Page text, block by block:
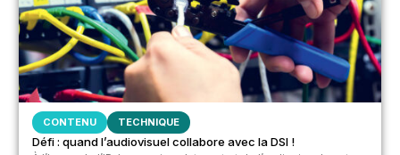
CONTENU TECHNIQUE
Défi : quand l’audiovisuel collabore avec la DSI !